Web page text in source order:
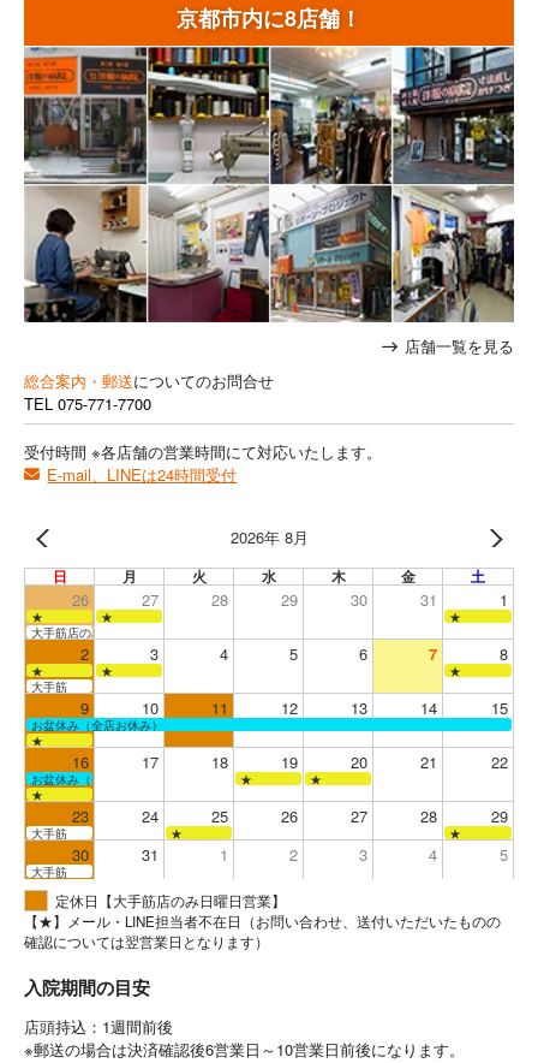
京都市内に8店舗！
店舗一覧を見る
総合案内・郵送についてのお問合せ
TEL 075-771-7700
受付時間 ※各店舗の営業時間にて対応いたします。
E-mail、LINEは24時間受付
2026年 8月
日 月 火 水 木 金 土
26 27 28 29 30 31 1
★ ★
★
大手筋店のみ営業
2 3 4 5 6 7 8
★ ★
★
大手筋
9 10 11 12 13 14 15
お盆休み（全店お休み）
★
16 17 18 19 20 21 22
お盆休み（全店お休み） ★
★
★
23 24 25 26 27 28 29
大手筋 ★ ★
30 31 1 2 3 4 5
大手筋
定休日【大手筋店のみ日曜日営業】
【★】メール・LINE担当者不在日（お問い合わせ、送付いただいたものの
確認については翌営業日となります）
入院期間の目安
店頭持込：1週間前後
※郵送の場合は決済確認後6営業日～10営業日前後になります。